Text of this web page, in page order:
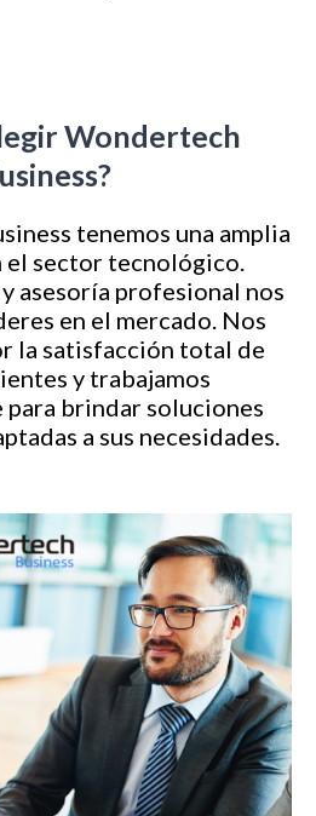
Wondertech
tenemos una amplia
el sector tecnológico.
asesoría profesional nos
en el mercado. Nos
la satisfacción total de
y trabajamos
brindar soluciones
a sus necesidades.